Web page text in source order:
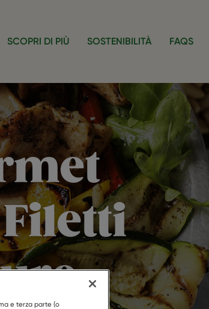
SCOPRI DI PIÙ SOSTENIBILITÀ
FAQS
e terza parte (o